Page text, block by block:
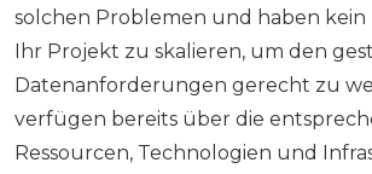
solchen Problemen und haben kein
Ihr Projekt zu skalieren, um den
Datenanforderungen gerecht zu
verfügen bereits über die
Ressourcen, Technologien und